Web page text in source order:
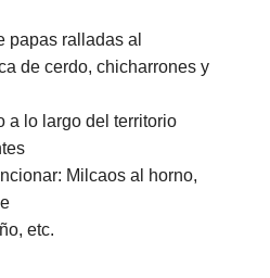
papas ralladas al
de cerdo, chicharrones y
a lo largo del territorio
Milcaos al horno,
etc.